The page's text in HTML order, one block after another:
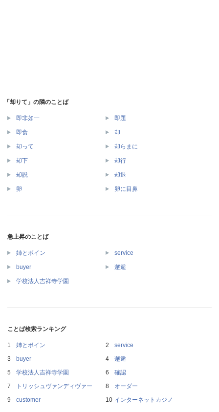
「却りて」の隣のことば
即非如一 即題
即食 却
却って 却らまに
却下 却行
却説 却退
卵 卵に目鼻
急上昇のことば
姉とボイン service
buyer 邂逅
学校法人吉祥寺学園
ことば検索ランキング
姉とボイン
service
buyer
邂逅
学校法人吉祥寺学園
確認
トリッシュヴァンディヴァー
オーダー
customer
インターネットカジノ